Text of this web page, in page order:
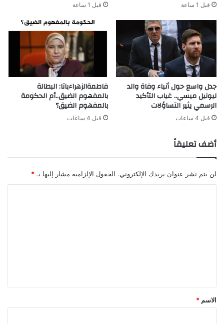
قبل 1 ساعة قبل 1 ساعة
جدل واسع حول أنباء وفاة والد
ليونيل ميسي.. غياب التأكيد
الرسمي يثير التساؤلات
قبل 4 ساعات
فاطمةالزهراءباتا: البطالة
بالمفهوم الضيق..أم الحكومة
بالمفهوم الضيق؟
قبل 4 ساعات
أضف تعليقاً
لن يتم نشر عنوان بريدك الإلكتروني. الحقول الإلزامية مشار إليها بـ *
*
الاسم *